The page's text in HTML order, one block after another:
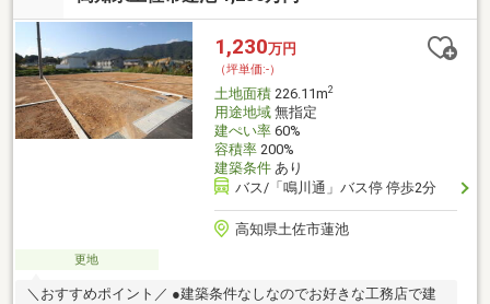
1,230万円
（坪単価:-）
土地面積226.11m2
用途地域無指定
建ぺい率60%
容積率200%
建築条件あり
バス/「鳴川通」バス停 停歩2分
高知県土佐市蓮池
更地
＼おすすめポイント／ ●建築条件なしなのでお好きな工務店で建